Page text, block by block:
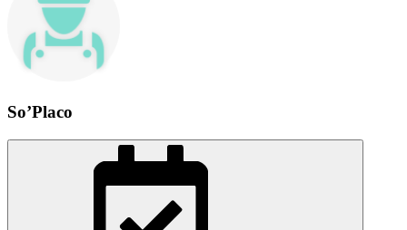
So’Placo